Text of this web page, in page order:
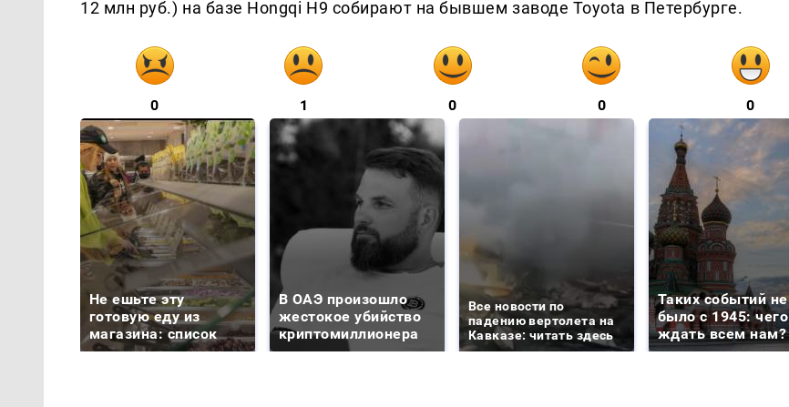
12 млн руб.) на базе Hongqi H9 собирают на бывшем заводе Toyota в Петербурге.
0 1 0 0 0
Не ешьте эту
готовую еду из
магазина: список
В ОАЭ произошло
жестокое убийство
криптомиллионера
Все новости по
падению вертолета на
Кавказе: читать здесь
Таких событий не
было с 1945: чего
ждать всем нам?